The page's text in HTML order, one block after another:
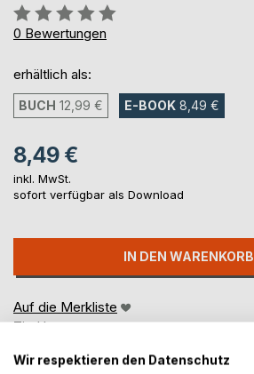
Bewertung::
0%
0 Bewertungen
erhältlich als:
BUCH 12,99 € E-BOOK 8,49 €
8,49 €
inkl. MwSt.
sofort verfügbar als Download
IN DEN WARENKORB
Auf die Merkliste
Titel bewerten
Wir respektieren den Datenschutz